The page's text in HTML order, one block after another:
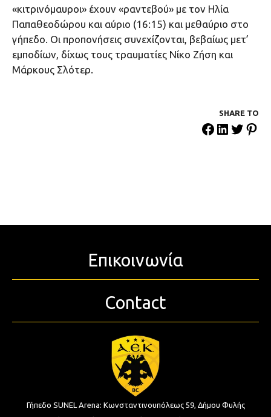
«κιτρινόμαυροι» έχουν «ραντεβού» με τον Ηλία
Παπαθεοδώρου και αύριο (16:15) και μεθαύριο στο
γήπεδο. Οι προπονήσεις συνεχίζονται, βεβαίως μετ’
εμποδίων, δίχως τους τραυματίες Νίκο Ζήση και
Μάρκους Σλότερ.
SHARE ΤΟ
Επικοινωνία
Contact
Γήπεδο SUNEL Arena: Κωνσταντινουπόλεως 59, Δήμου Φυλής